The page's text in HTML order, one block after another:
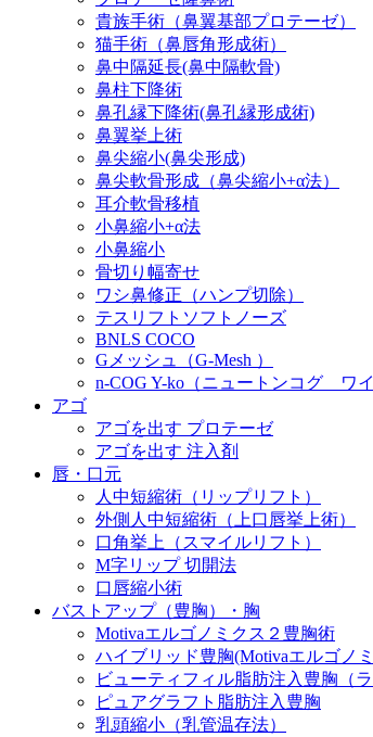
貴族手術（鼻翼基部プロテーゼ）
猫手術（鼻唇角形成術）
鼻中隔延長(鼻中隔軟骨)
鼻柱下降術
鼻孔縁下降術(鼻孔縁形成術)
鼻翼挙上術
鼻尖縮小(鼻尖形成)
鼻尖軟骨形成（鼻尖縮小+α法）
耳介軟骨移植
小鼻縮小+α法
小鼻縮小
骨切り幅寄せ
ワシ鼻修正（ハンプ切除）
テスリフトソフトノーズ
BNLS COCO
Gメッシュ（G-Mesh ）
n-COG Y-ko（ニュートンコグ ワイ
アゴ
アゴを出す プロテーゼ
アゴを出す 注入剤
唇・口元
人中短縮術（リップリフト）
外側人中短縮術（上口唇挙上術）
口角挙上（スマイルリフト）
M字リップ 切開法
口唇縮小術
バストアップ（豊胸）・胸
Motivaエルゴノミクス２豊胸術
ハイブリッド豊胸(Motivaエルゴノ
ビューティフィル脂肪注入豊胸（ラ
ピュアグラフト脂肪注入豊胸
乳頭縮小（乳管温存法）